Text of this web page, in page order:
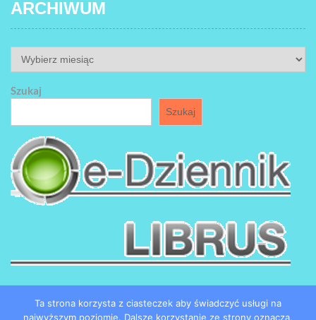
ARCHIWUM
ARCHIWUM
Szukaj
Szukaj
Ta strona korzysta z ciasteczek aby świadczyć usługi na
najwyższym poziomie. Dalsze korzystanie ze strony oznacza,